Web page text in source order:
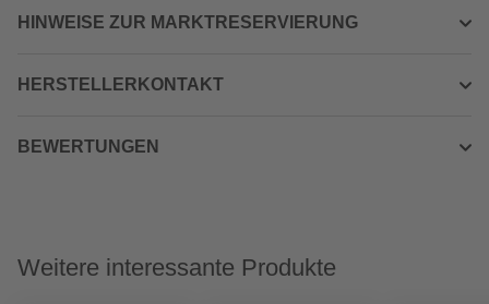
HINWEISE ZUR MARKTRESERVIERUNG
HERSTELLERKONTAKT
BEWERTUNGEN
Weitere interessante Produkte